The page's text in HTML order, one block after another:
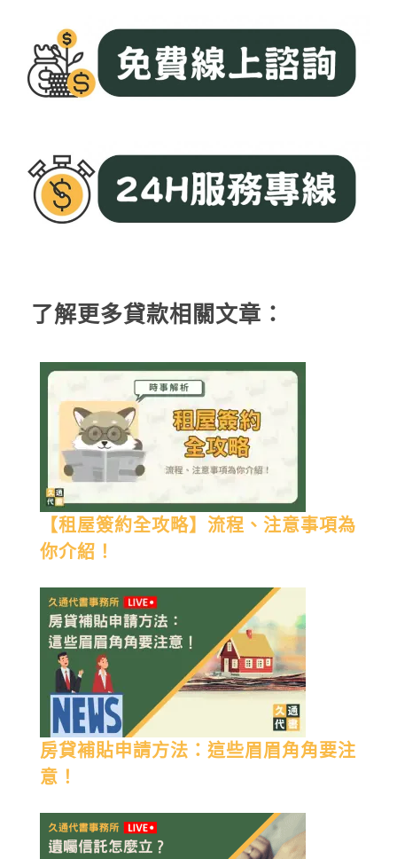
了解更多貸款相關文章：
【租屋簽約全攻略】流程、注意事項為
你介紹！
房貸補貼申請方法：這些眉眉角角要注
意！